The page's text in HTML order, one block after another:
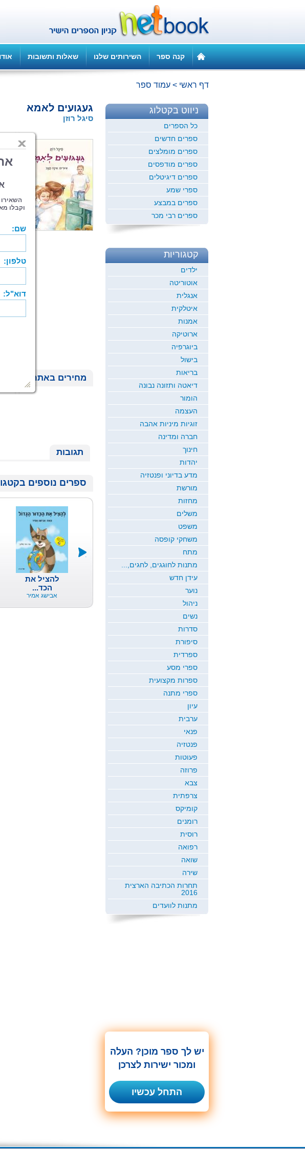
קנה ספר השירותים שלנו שאלות ותשובות
דף ראשי > עמוד ספר
געגועים לאמא
סיגל רוזן
מחירים באתר
תגובות
ספרים נוספים
להציל את
הכד...
אבישג אמיר רמי ארז
ירח זורח
ניווט בקטלוג
כל הספרים
ספרים חדשים
ספרים מומלצים
ספרים מודפסים
ספרים דיגיטלים
ספרי שמע
ספרים במבצע
ספרים רבי מכר
קטגוריות
ילדים
אוטוריטה
אנגלית
איטלקית
אמנות
ארוטיקה
ביוגרפיה
בישול
בריאות
דיאטה ותזונה נבונה
הומור
העצמה
זוגיות מיניות אהבה
חברה ומדינה
חינוך
יהדות
מדע בדיוני ופנטזיה
מורשת
מחזות
משלים
משפט
משחקי קופסה
מתח
מתנות לחוגגים, לחגים,...
עידן חדש
נוער
ניהול
נשים
סדרות
סיפורת
ספרדית
ספרי מסע
ספרות מקצועית
ספרי מתנה
עיון
ערבית
פנאי
פנטזיה
פעוטות
פרוזה
צבא
צרפתית
קומיקס
רומנים
רוסית
רפואה
שואה
שירה
תחרות הכתיבה הארצית
2016
מתנות לוועדים
יש לך ספר מוכן? העלה
ומכור ישירות לצרכן
התחל עכשיו